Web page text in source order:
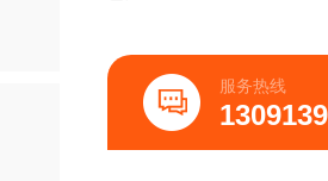
服务热线